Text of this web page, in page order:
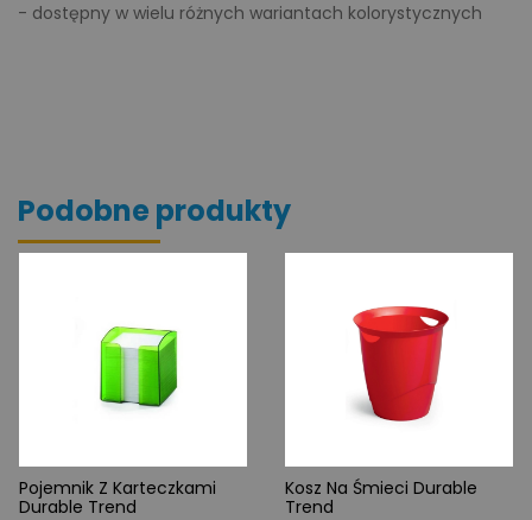
- dostępny w wielu różnych wariantach kolorystycznych
Podobne produkty
Pojemnik Z Karteczkami
Durable Trend
Kosz Na Śmieci Durable
Trend